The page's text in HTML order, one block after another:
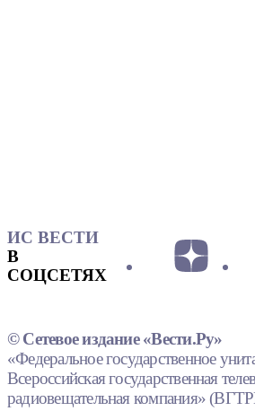
ИС ВЕСТИ
В
СОЦСЕТЯХ
© Сетевое издание «Вести.Ру»
«Федеральное государственное
Всероссийская государственная
радиовещательная компания»